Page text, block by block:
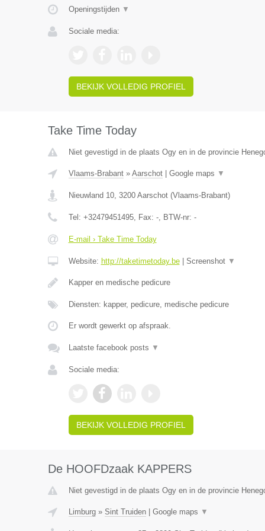
Openingstijden ▼
Sociale media:
BEKIJK VOLLEDIG PROFIEL
Take Time Today
Niet gevestigd in de plaats Ogy en in de provincie
Vlaams-Brabant» Aarschot| Google maps ▼
Nieuwland 10, 3200 Aarschot(Vlaams-Brabant)
Tel: +32479451495, Fax: -, BTW-nr: -
E-mail › Take Time Today
Website: http://taketimetoday.be| Screenshot ▼
Kapper en medische pedicure
Diensten: kapper, pedicure, medische pedicure
Er wordt gewerkt op afspraak.
Laatste facebook posts ▼
Sociale media:
BEKIJK VOLLEDIG PROFIEL
De HOOFDzaak KAPPERS
Niet gevestigd in de plaats Ogy en in de provincie
Limburg» Sint Truiden| Google maps ▼